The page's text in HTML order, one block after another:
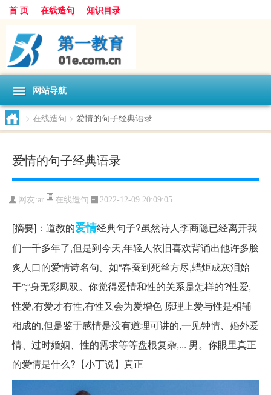
首 页 在线造句 知识目录
网站导航
> 在线造句 > 爱情的句子经典语录
爱情的句子经典语录
网友:ar 在线造句 2022-12-09 20:09:05
[摘要]：道教的爱情经典句子?虽然诗人李商隐已经离开我
们一千多年了,但是到今天,年轻人依旧喜欢背诵出他许多脍
炙人口的爱情诗名句。如“春蚕到死丝方尽,蜡炬成灰泪始
干”;“身无彩凤双。你觉得爱情和性的关系是怎样的?性爱,
性爱,有爱才有性,有性又会为爱增色 原理上爱与性是相辅
相成的,但是鉴于感情是没有道理可讲的,一见钟情、婚外爱
情、过时婚姻、性的需求等等盘根复杂,... 男。你眼里真正
的爱情是什么?【小丁说】真正